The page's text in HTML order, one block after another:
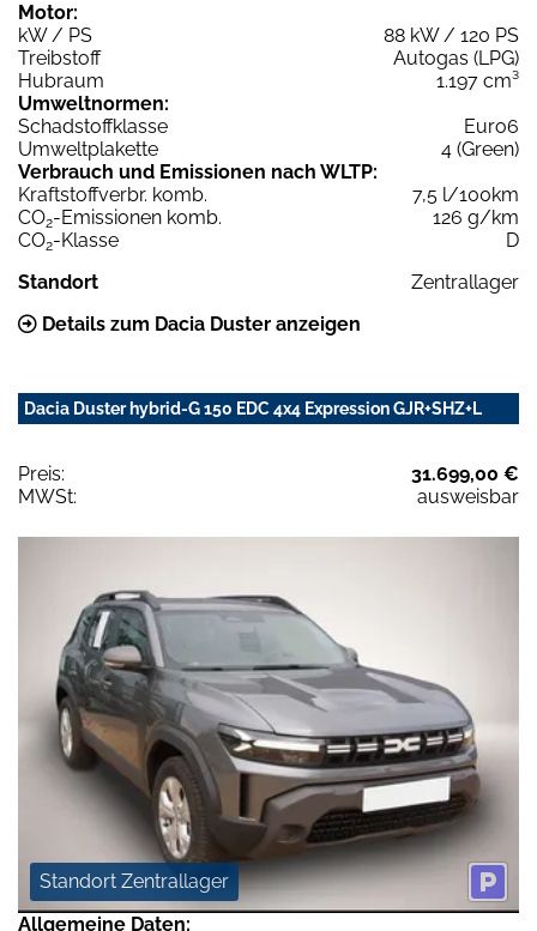
Motor:
kW / PS
88 kW / 120 PS
Treibstoff
Autogas (LPG)
Hubraum
1.197 cm³
Umweltnormen:
Schadstoffklasse
Euro6
Umweltplakette
4 (Green)
Verbrauch und Emissionen nach WLTP:
Kraftstoffverbr. komb.
7,5 l/100km
CO2-Emissionen komb.
126 g/km
CO2-Klasse
D
Standort
Zentrallager
Details zum Dacia Duster anzeigen
Dacia Duster hybrid-G 150 EDC 4x4 Expression GJR+SHZ+L
Preis:
31.699,00 €
MWSt:
ausweisbar
Standort Zentrallager
Allgemeine Daten: